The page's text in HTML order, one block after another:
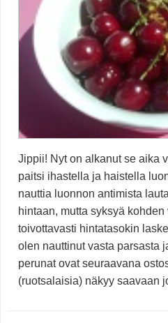
Jippii! Nyt on alkanut se aika
paitsi ihastella ja haistella
nauttia luonnon antimista
hintaan, mutta syksyä
toivottavasti hintatasokin
olen nauttinut vasta parsasta
perunat ovat seuraavana
(ruotsalaisia) näkyy saavaan